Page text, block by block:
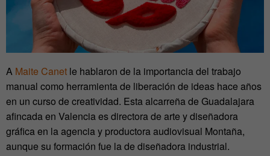
A Maite Canet le hablaron de la importancia del trabajo
manual como herramienta de liberación de ideas hace años
en un curso de creatividad. Esta alcarreña de Guadalajara
afincada en Valencia es directora de arte y diseñadora
gráfica en la agencia y productora audiovisual Montaña,
aunque su formación fue la de diseñadora industrial.